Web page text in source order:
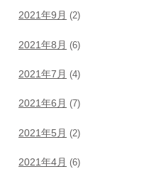
2021年9月 (2)
2021年8月 (6)
2021年7月 (4)
2021年6月 (7)
2021年5月 (2)
2021年4月 (6)